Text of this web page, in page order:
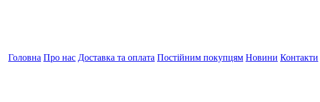
Головна Про нас Доставка та оплата Постійним покупцям Новини Контакти